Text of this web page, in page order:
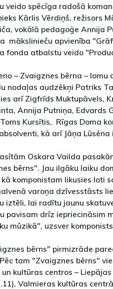
veido spēcīga radošā
Kārlis Vērdiņš, režisors
vokālā pedagoģe Annija
mākslinieču apvienība
fonda atbalstu veido
– Zvaigznes bērna – lomu
nodaļas audzēkņi Patriks
arī Zigfrīds Muktupāvels,
Annija Putniņa, Edvards
Kursītis, Rīgas Doma
kā arī Jāņa
Oskara Vailda
bērns". Jau ilgāku laiku
komponistam likusies loti
varoņa dzîvesstāsts
iztēli, lai radītu jaunu
pavisam drīz iepriecināsim
mûzikā", uzsver
bērns" pirmizrāde
tam "Zvaigznes bērns"
kultūras centros –
Valmieras kultūras